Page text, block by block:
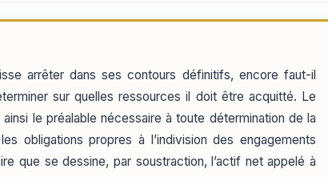
arrêter dans ses contours définitifs, encore faut-il
sur quelles ressources il doit être acquitté. Le
le préalable nécessaire à toute détermination de la
obligations propres à l’indivision des engagements
que se dessine, par soustraction, l’actif net appelé à